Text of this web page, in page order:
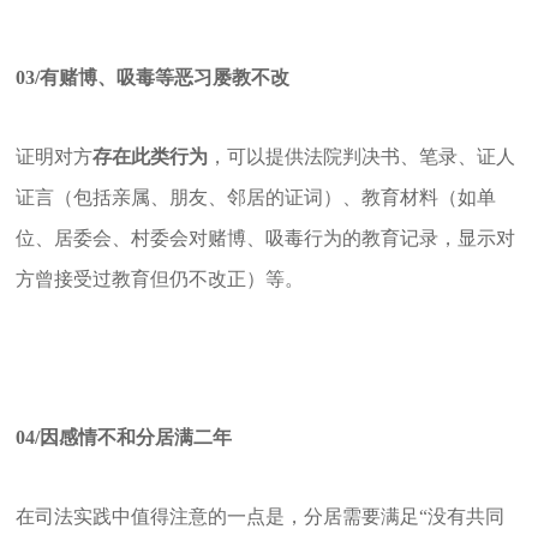
03/有赌博、吸毒等恶习屡教不改
证明对方存在此类行为 ，可以提供法院判决书、笔录、证人
证言（包括亲属、朋友、邻居的证词）、教育材料（如单
位、居委会、村委会对赌博、吸毒行为的教育记录，显示对
方曾接受过教育但仍不改正）等。
04/因感情不和分居满二年
在司法实践中值得注意的一点是，分居需要满足“没有共同